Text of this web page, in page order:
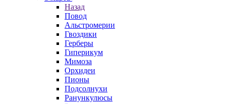
Назад
Повод
Альстромерии
Гвоздики
Герберы
Гиперикум
Мимоза
Орхидеи
Пионы
Подсолнухи
Ранункулюсы